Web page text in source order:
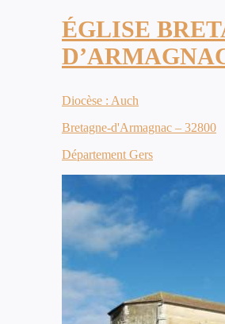
ÉGLISE
Diocèse : Auch
Bretagne-d'Armagnac – 32800
Département Gers